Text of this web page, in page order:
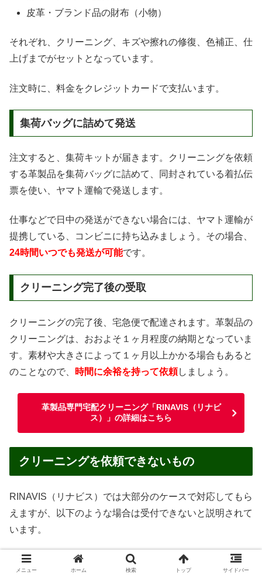
皮革・ブランド品の財布（小物）
それぞれ、クリーニング、キズや擦れの修復、色補正、仕
上げまでがセットとなっています。
注文時に、料金をクレジットカードで支払います。
集荷バッグに詰めて発送
注文すると、集荷キットが届きます。クリーニングを依頼
する革製品を集荷バッグに詰めて、同封されている着払伝
票を使い、ヤマト運輸で発送します。
仕事などで日中の発送ができない場合には、ヤマト運輸が
提携している、コンビニに持ち込みましょう。その場合、
24時間いつでも発送が可能です。
クリーニング完了後の受取
クリーニングの完了後、宅急便で配達されます。革製品の
クリーニングは、おおよそ１ヶ月程度の納期となっていま
す。素材や大きさによって１ヶ月以上かかる場合もあると
のことなので、
時間に余裕を持って依頼しましょう。
革製品専門宅配クリーニング「RINAVIS（リナビ
ス）」の詳細はこちら
クリーニングを依頼できないもの
RINAVIS（リナビス）では大部分のケースで対応してもら
えますが、以下のような場合は受付できないと説明されて
います。
汚物・嘔吐物がついたままのもの
メニュー ホーム 検索 トップ サイドバー